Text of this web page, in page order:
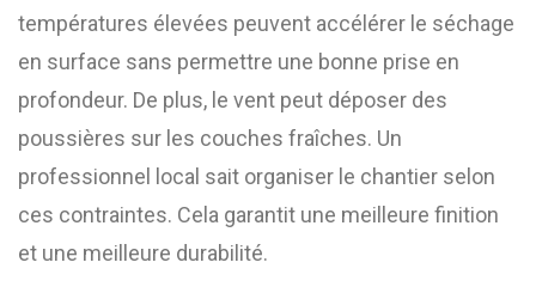
températures élevées peuvent accélérer le séchage
en surface sans permettre une bonne prise en
profondeur. De plus, le vent peut déposer des
poussières sur les couches fraîches. Un
professionnel local sait organiser le chantier selon
ces contraintes. Cela garantit une meilleure finition
et une meilleure durabilité.